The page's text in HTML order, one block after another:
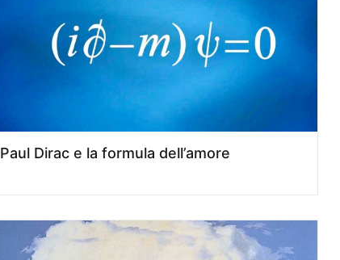
Paul Dirac e la formula dell’amore